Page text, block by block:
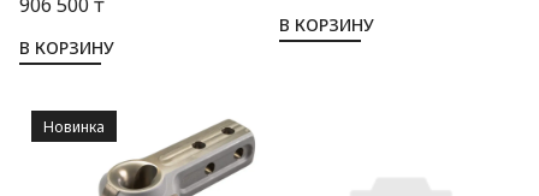
В КОРЗИНУ
В КОРЗИНУ
Новинка